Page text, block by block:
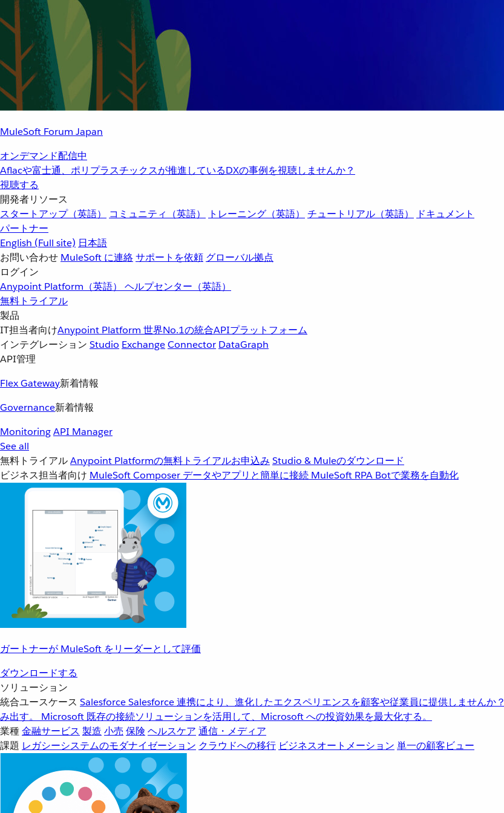
MuleSoft Forum Japan
オンデマンド配信中
Aflacや富士通、ポリプラスチックスが推進しているDXの事例を視聴しませんか？
視聴する
開発者リソース
スタートアップ（英語）
コミュニティ（英語） トレーニング（英語） チュートリアル（英語）
ドキュメント
パートナー
English (Full site) 日本語
お問い合わせ MuleSoft に連絡サポートを依頼 グローバル拠点
ログイン
Anypoint Platform（英語） ヘルプセンター（英語）
無料トライアル
製品
IT担当者向けAnypoint Platform 世界No.1の統合APIプラットフォーム
インテグレーション Studio ExchangeConnector DataGraph
API管理
Flex Gateway新着情報
Governance新着情報
MonitoringAPI Manager
See all
無料トライアルAnypoint Platformの無料トライアルお申込み Studio & Muleのダウンロード
ビジネス担当者向け MuleSoft Composer データやアプリと簡単に接続 MuleSoft RPA Botで業務を自動化
ガートナーが MuleSoft をリーダーとして評価
ダウンロードする
ソリューション
統合ユースケース SalesforceSalesforce 連携により、進化したエクスペリエンスを顧客や従業員に提供しませんか？
み出す。
Microsoft 既存の接続ソリューションを活用して、Microsoft への投資効果を最大化する。
業種金融サービス 製造 小売 保険 ヘルスケア 通信・メディア
課題 レガシーシステムのモダナイゼーション クラウドへの移行 ビジネスオートメーション 単一の顧客ビュー